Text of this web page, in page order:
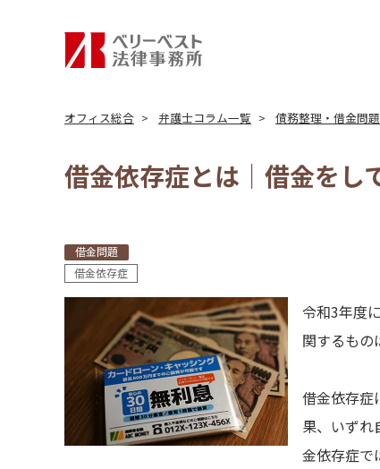
オフィス総合 弁護士コラム一覧 債務整理・借金問題
借金依存症とは｜借金をし
借金問題
借金依存症
令和3年度
関するもの
借金依存症
果、いずれ
金依存症で